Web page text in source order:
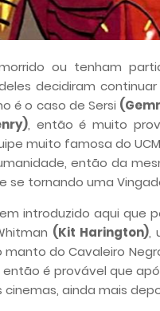
ou tenham
decidiram
é o caso de Sersi
, então é muito
muito famosa do
então da
se tornando uma
introduzido aqui que
(Kit Harington),
do Cavaleiro
é provável que
ainda mais